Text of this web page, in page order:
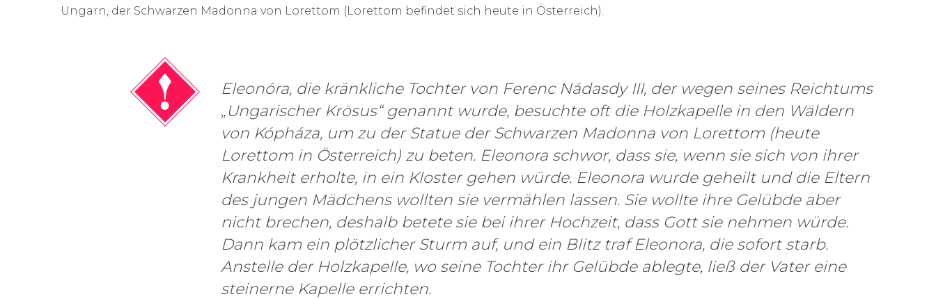
Ungarn, der Schwarzen Madonna von Lorettom (Lorettom befindet sich heute in Österreich).
Eleonóra, die kränkliche Tochter von Ferenc Nádasdy III, der wegen seines Reichtums
„Ungarischer Krösus“ genannt wurde, besuchte oft die Holzkapelle in den Wäldern
von Kópháza, um zu der Statue der Schwarzen Madonna von Lorettom (heute
Lorettom in Österreich) zu beten. Eleonora schwor, dass sie, wenn sie sich von ihrer
Krankheit erholte, in ein Kloster gehen würde. Eleonora wurde geheilt und die Eltern
des jungen Mädchens wollten sie vermählen lassen. Sie wollte ihre Gelübde aber
nicht brechen, deshalb betete sie bei ihrer Hochzeit, dass Gott sie nehmen würde.
Dann kam ein plötzlicher Sturm auf, und ein Blitz traf Eleonora, die sofort starb.
Anstelle der Holzkapelle, wo seine Tochter ihr Gelübde ablegte, ließ der Vater eine
steinerne Kapelle errichten.